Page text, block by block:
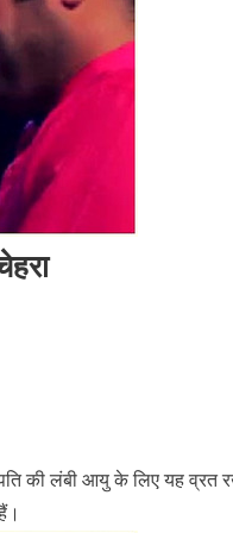
पति की लंबी आयु के लिए यह व्रत